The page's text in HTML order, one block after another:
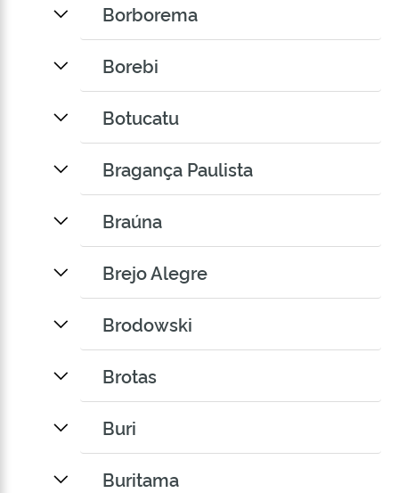
Borborema
Borebi
Botucatu
Bragança Paulista
Braúna
Brejo Alegre
Brodowski
Brotas
Buri
Buritama